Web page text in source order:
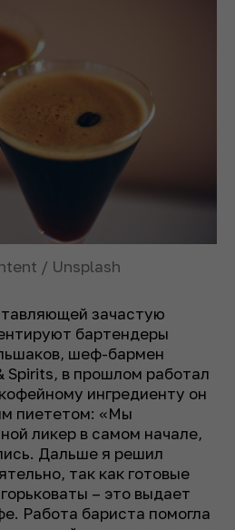
/ Unsplash
зачастую
бартендеры
шеф-бармен
Spirits, в прошлом работал
ингредиенту он
пиететом: «Мы
ликер в самом начале,
Дальше я решил
так как готовые
– это выдает
Работа бариста помогла